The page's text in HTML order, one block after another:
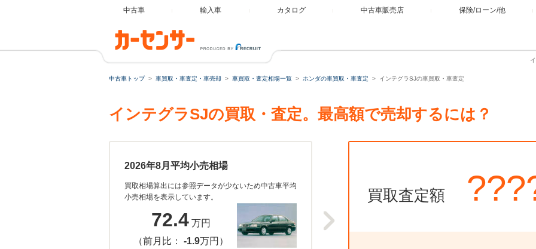
中古車 輸入車 カタログ 中古車販売店 保険/ローン/他
中古車トップ 車買取・車査定・車売却 車買取・査定相場一覧 ホンダの車買取・車査定 インテグラSJの車買取・車査定
インテグラSJの買取・査定。最高額で売却するには？
2026年8月平均小売相場
買取相場算出には参照データが少ないため中古車平均
小売相場を表示しています。
72.4 万円
（前月比： -1.9万円）
買取査定額